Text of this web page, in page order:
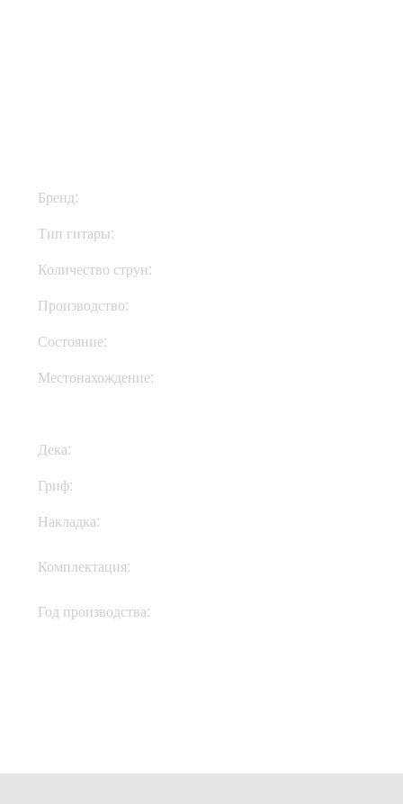
Бренд:
Тип гитары:
Количество струн:
Производство:
Состояние:
Местонахождение:
Дека:
Гриф:
Накладка:
Комплектация:
Год производства: